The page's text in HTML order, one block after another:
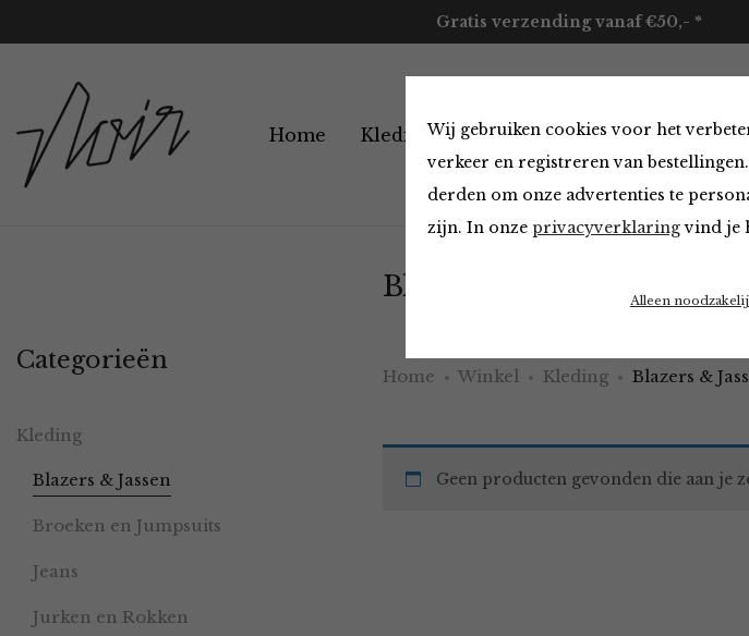
Wij gebruiken cookies voor het
verkeer en registreren van
derden om onze advertenties te
zijn. In onze privacyverklaringvind je
Alleen
Gratis verzending vanaf €50,- *
Home Kleding Accessoires Merken
Blazers & Jassen van
Home Winkel Kleding Blazers &
Geen producten gevonden die aan je
Categorieën
Kleding
Blazers & Jassen
Broeken en Jumpsuits
Jeans
Jurken en Rokken